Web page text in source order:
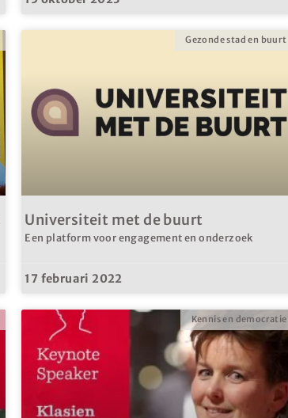
Gezonde stad en buurt
Universiteit met de buurt
Een platform voor engagement en onderzoek
17 februari 2022
Kennis en democratie